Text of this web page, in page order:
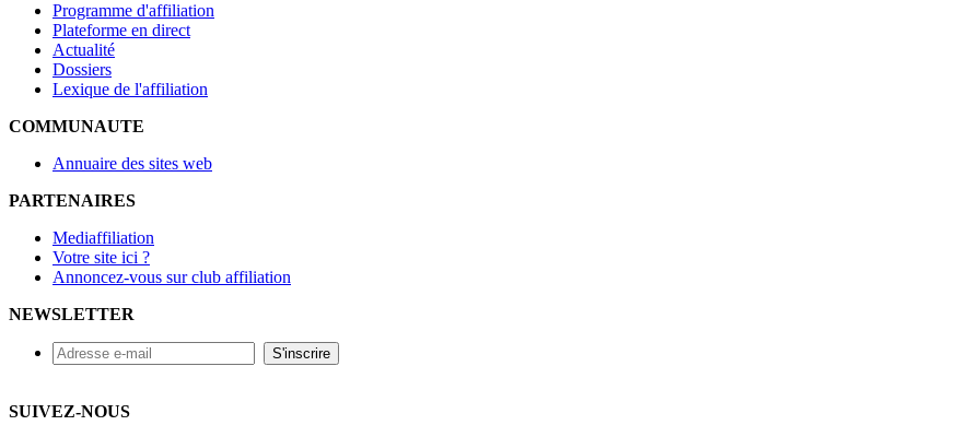
Programme d'affiliation
Plateforme en direct
Actualité
Dossiers
Lexique de l'affiliation
COMMUNAUTE
Annuaire des sites web
PARTENAIRES
Mediaffiliation
Votre site ici ?
Annoncez-vous sur club affiliation
NEWSLETTER
SUIVEZ-NOUS